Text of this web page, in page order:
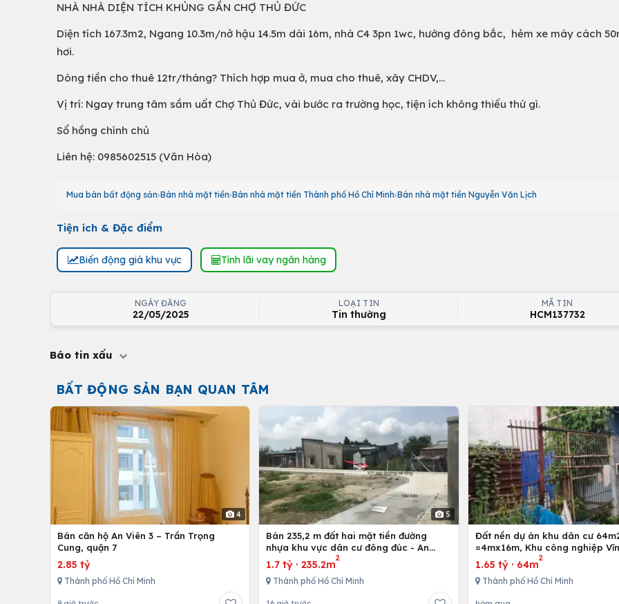
NHÀ NHÀ DIỆN TÍCH KHỦNG GẦN CHỢ THỦ ĐỨC
Diện tích 167.3m2, Ngang 10.3m/nở hậu 14.5m dài 16m, nhà C4 3pn 1wc, hướng đông bắc, hẻm xe máy cách
hơi.
Dòng tiền cho thuê 12tr/tháng? Thích hợp mua ở, mua cho thuê, xây CHDV,...
Vị trí: Ngay trung tâm sầm uất Chợ Thủ Đức, vài bước ra trường học, tiện ích không thiếu thứ gì.
Sổ hồng chính chủ
Liên hệ: 0985602515 (Văn Hòa)
Mua bán bất động sản Bán nhà mặt tiền Bán nhà mặt tiền Thành phố Hồ Chí Minh Bán nhà mặt tiền Nguyễn Văn Lịch
Tiện ích & Đặc điểm
Biến động giá khu vực Tính lãi vay ngân hàng
NGÀY ĐĂNG
22/05/2025
LOẠI TIN
Tin thường
MÃ TIN
HCM137732
Báo tin xấu
BẤT ĐỘNG SẢN BẠN QUAN TÂM
4
Bán căn hộ An Viên 3 – Trần Trọng
Cung, quận 7
2.85 tỷ
Thành phố Hồ Chí Minh
5
Bán 235,2 m đất hai mặt tiền đường
nhựa khu vực dân cư đông đúc - An
nhứt-Long Điền - Bà Rịa
1.7 tỷ ·235.2m
2
Thành phố Hồ Chí Minh
Đất nền dự án khu dân cư
=4mx16m, Khu công nghiệp
Bình Chánh, Tp. Hồ Chí Minh
1.65 tỷ· 64m
2
Thành phố Hồ Chí Minh